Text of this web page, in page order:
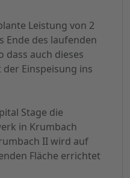
Leistung von 2
Ende des laufenden
dass auch dieses
Einspeisung ins
Stage die
in Krumbach
II wird auf
Fläche errichtet